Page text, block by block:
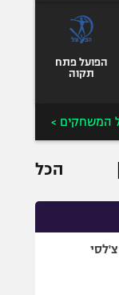
הפועל פתח
תקוה
המשחקים >
הכל
צ'לסי